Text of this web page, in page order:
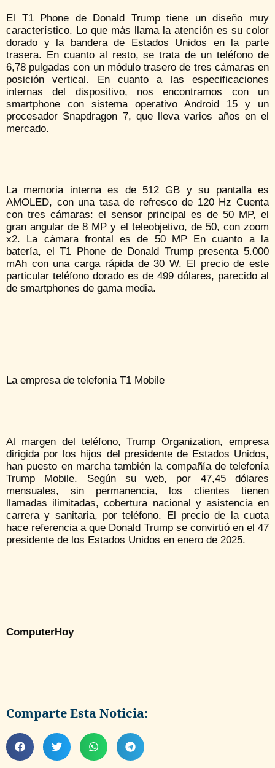
El T1 Phone de Donald Trump tiene un diseño muy
característico. Lo que más llama la atención es su color
dorado y la bandera de Estados Unidos en la parte
trasera. En cuanto al resto, se trata de un teléfono de
6,78 pulgadas con un módulo trasero de tres cámaras en
posición vertical. En cuanto a las especificaciones
internas del dispositivo, nos encontramos con un
smartphone con sistema operativo Android 15 y un
procesador Snapdragon 7, que lleva varios años en el
mercado.
La memoria interna es de 512 GB y su pantalla es
AMOLED, con una tasa de refresco de 120 Hz Cuenta
con tres cámaras: el sensor principal es de 50 MP, el
gran angular de 8 MP y el teleobjetivo, de 50, con zoom
x2. La cámara frontal es de 50 MP En cuanto a la
batería, el T1 Phone de Donald Trump presenta 5.000
mAh con una carga rápida de 30 W. El precio de este
particular teléfono dorado es de 499 dólares, parecido al
de smartphones de gama media.
La empresa de telefonía T1 Mobile
Al margen del teléfono, Trump Organization, empresa
dirigida por los hijos del presidente de Estados Unidos,
han puesto en marcha también la compañía de telefonía
Trump Mobile. Según su web, por 47,45 dólares
mensuales, sin permanencia, los clientes tienen
llamadas ilimitadas, cobertura nacional y asistencia en
carrera y sanitaria, por teléfono. El precio de la cuota
hace referencia a que Donald Trump se convirtió en el 47
presidente de los Estados Unidos en enero de 2025.
ComputerHoy
Comparte Esta Noticia: